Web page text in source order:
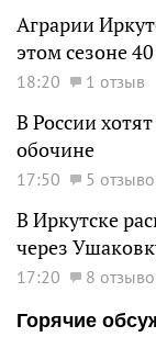
Аграрии
этом сезоне
18:20 1 отзыв
В России
обочине
17:50 5
В Иркутске
через
17:20
8
Горячие